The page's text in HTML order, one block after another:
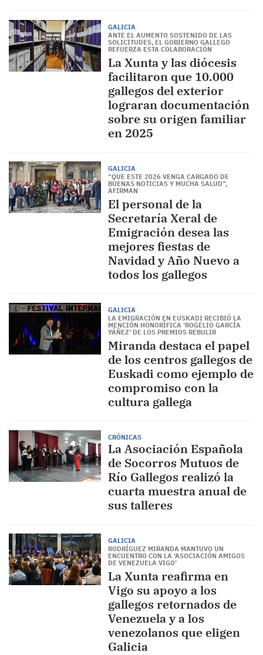
GALICIA
ANTE EL AUMENTO SOSTENIDO DE LAS
SOLICITUDES, EL GOBIERNO GALLEGO
REFUERZA ESTA COLABORACIÓN
La Xunta y las diócesis
facilitaron que 10.000
gallegos del exterior
lograran documentación
sobre su origen familiar
en 2025
GALICIA
“QUE ESTE 2026 VENGA CARGADO DE
BUENAS NOTICIAS Y MUCHA SALUD”,
AFIRMAN
El personal de la
Secretaría Xeral de
Emigración desea las
mejores fiestas de
Navidad y Año Nuevo a
todos los gallegos
GALICIA
LA EMIGRACIÓN EN EUSKADI RECIBIÓ LA
MENCIÓN HONORÍFICA ‘ROGELIO GARCÍA
YÁÑEZ’ DE LOS PREMIOS REBULIR
Miranda destaca el papel
de los centros gallegos de
Euskadi como ejemplo de
compromiso con la
cultura gallega
CRÓNICAS
La Asociación Española
de Socorros Mutuos de
Río Gallegos realizó la
cuarta muestra anual de
sus talleres
GALICIA
RODRÍGUEZ MIRANDA MANTUVO UN
ENCUENTRO CON LA ‘ASOCIACIÓN AMIGOS
DE VENEZUELA VIGO’
La Xunta reafirma en
Vigo su apoyo a los
gallegos retornados de
Venezuela y a los
venezolanos que eligen
Galicia